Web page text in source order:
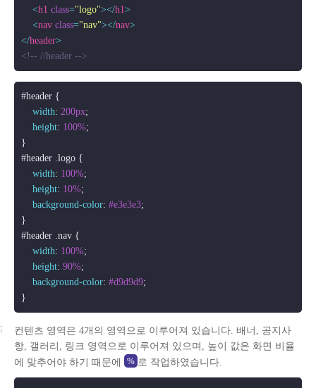
<h1 class="logo"></h1>
<nav class="nav"></nav>
</header>
<!-- //header -->
#header {
width: 200px;
height: 100%;
#header .logo {
width: 100%;
height: 10%;
background-color: #e3e3e3;
#header .nav {
width: 100%;
height: 90%;
background-color: #d9d9d9;
컨텐츠 영역은 4개의 영역으로 이루어져 있습니다. 배너, 공지사
항, 갤러리, 링크 영역으로 이루어져 있으며, 높이 값은 화면 비율
에 맞추어야 하기 때문에
% 로 작업하였습니다.